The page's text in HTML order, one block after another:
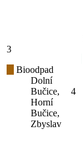
3
Bioodpad
Dolní
Bučice,
Horní
Bučice,
Zbyslav
4